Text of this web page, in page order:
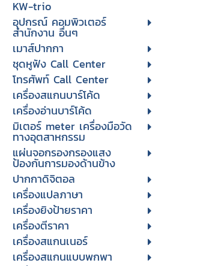
KW-trio
อุปกรณ์ คอมพิวเตอร์
สำนักงาน อื่นๆ
เมาส์ปากกา
ชุดหูฟัง Call Center
โทรศัพท์ Call Center
เครื่องสแกนบาร์โค้ด
เครื่องอ่านบาร์โค้ด
มิเตอร์ meter เครื่องมือวัด
ทางอุตสาหกรรม
แผ่นจอกรองกรองแสง
ป้องกันการมองด้านข้าง
ปากกาดิจิตอล
เครื่องแปลภาษา
เครื่องยิงป้ายราคา
เครื่องตีราคา
เครื่องสแกนเนอร์
เครื่องสแกนแบบพกพา